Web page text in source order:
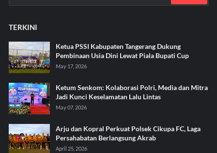
TERKINI
Ketua PSSI Kabupaten Tangerang Dukung
Pembinaan Usia Dini Lewat Piala Bupati Cup
May 17, 2026
Ketum Senkom: Kolaborasi Polri, Media dan Mitra
Jadi Kunci Keselamatan Lalu Lintas
May 07, 2026
Arju dan Kopral Perkuat Polsek Cikupa FC, Laga
Persahabatan Berlangsung Akrab
April 25, 2026